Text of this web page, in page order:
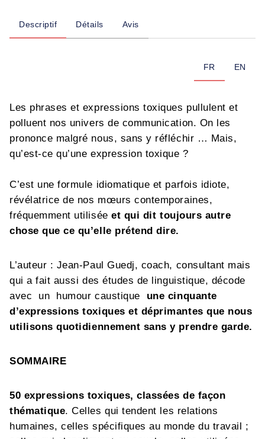
Descriptif Détails Avis
FR EN
Les phrases et expressions toxiques pullulent et
polluent nos univers de communication. On les
prononce malgré nous, sans y réfléchir … Mais,
qu’est-ce qu’une expression toxique ?
C’est une formule idiomatique et parfois idiote,
révélatrice de nos mœurs contemporaines,
fréquemment utiliséeet qui dit toujours autre
chose que ce qu’elle prétend dire.
L’auteur : Jean-Paul Guedj, coach, consultant mais
qui a fait aussi des études de linguistique, décode
avec un humour caustique une cinquante
d’expressions toxiques et déprimantes que nous
utilisons quotidiennement sans y prendre garde.
SOMMAIRE
50 expressions toxiques, classées de façon
thématique. Celles qui tendent les relations
humaines, celles spécifiques au monde du travail ;